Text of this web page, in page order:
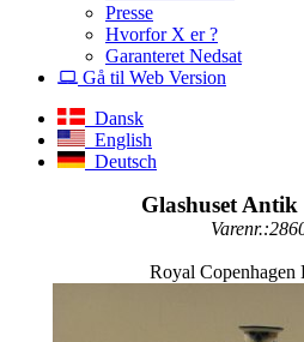
Presse
Hvorfor X er ?
Garanteret Nedsat
Gå til Web Version
Dansk
English
Deutsch
Glashuset Antik
Royal Copenhagen